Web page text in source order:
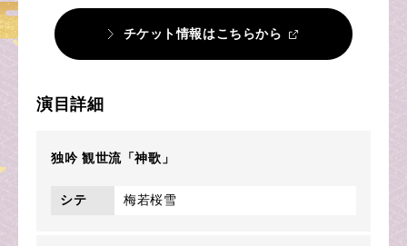
チケット情報はこちらから
演目詳細
独吟 観世流「神歌」
シテ 梅若桜雪